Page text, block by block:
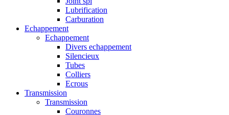
Lubrification
Carburation
Echappement
Echappement
Divers echappement
Silencieux
Tubes
Colliers
Ecrous
Transmission
Transmission
Couronnes